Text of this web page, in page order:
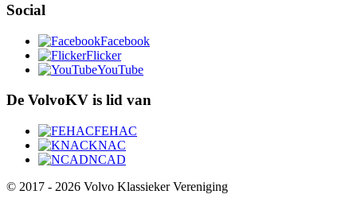
Social
Facebook
Flicker
YouTube
De VolvoKV is lid van
FEHAC
KNAC
NCAD
© 2017 - 2026 Volvo Klassieker Vereniging